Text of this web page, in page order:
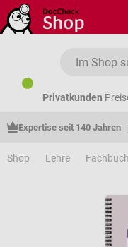
Zum Hauptinhalt springen
Privatkunden
Expertise seit 140 Jahren
Shop Lehre